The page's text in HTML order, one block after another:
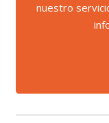
nuestro